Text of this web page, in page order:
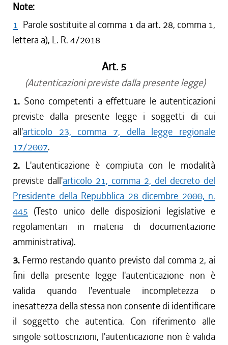
Note:
1 Parole sostituite al comma 1 da art. 28, comma 1,
lettera a), L. R. 4/2018
Art. 5
(Autenticazioni previste dalla presente legge)
1. Sono competenti a effettuare le autenticazioni
previste dalla presente legge i soggetti di cui
all'articolo 23, comma 7, della legge regionale
17/2007.
2. L'autenticazione è compiuta con le modalità
previste dall'articolo 21, comma 2, del decreto del
Presidente della Repubblica 28 dicembre 2000, n.
445 (Testo unico delle disposizioni legislative e
regolamentari in materia di documentazione
amministrativa).
3. Fermo restando quanto previsto dal comma 2, ai
fini della presente legge l'autenticazione non è
valida quando l'eventuale incompletezza o
inesattezza della stessa non consente di identificare
il soggetto che autentica. Con riferimento alle
singole sottoscrizioni, l'autenticazione non è valida